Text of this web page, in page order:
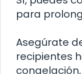
para
Asegúrate
recipientes